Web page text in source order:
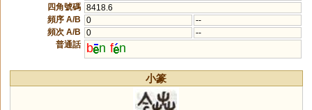
四角號碼 8418.6
頻序 A/B
0
--
頻次 A/B
0
--
普通話
b n f n
小篆